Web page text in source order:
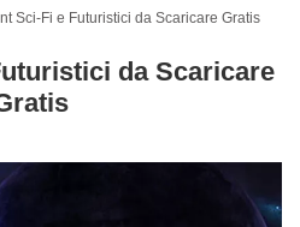
Sci-Fi e Futuristici da Scaricare Gratis
da Scaricare